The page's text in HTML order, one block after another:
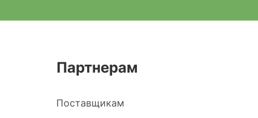
Партнерам
Поставщикам